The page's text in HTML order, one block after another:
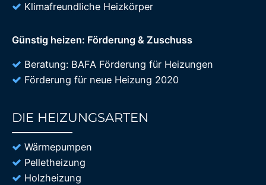
Klimafreundliche Heizkörper
Günstig heizen: Förderung & Zuschuss
Beratung: BAFA Förderung für Heizungen
Förderung für neue Heizung 2020
DIE HEIZUNGSARTEN
Wärmepumpen
Pelletheizung
Holzheizung